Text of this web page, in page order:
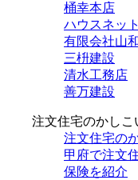
桶幸本店
ハウスネッ
有限会社山
三枡建設
清水工務店
善万建設
注文住宅のかしこ
注文住宅の
甲府で注文
保険を紹介